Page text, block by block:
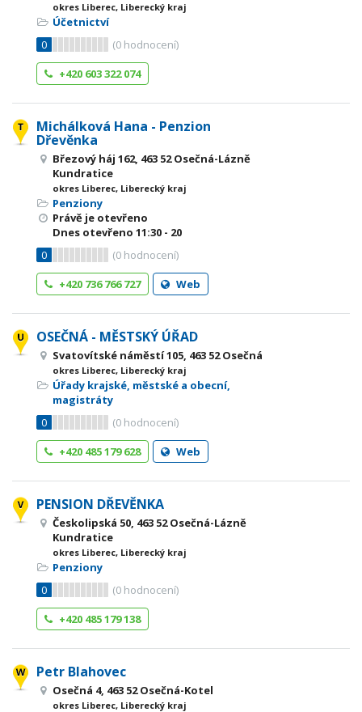
okres Liberec, Liberecký kraj
Účetnictví
0
(0 hodnocení)
+420 603 322 074
Michálková Hana - Penzion
Dřevěnka
Březový háj 162, 463 52 Osečná-Lázně
Kundratice
okres Liberec, Liberecký kraj
Penziony
Právě je otevřeno
Dnes otevřeno 11:30 - 20
0
(0 hodnocení)
+420 736 766 727
Web
OSEČNÁ - MĚSTSKÝ ÚŘAD
Svatovítské náměstí 105, 463 52 Osečná
okres Liberec, Liberecký kraj
Úřady krajské, městské a obecní,
magistráty
0
(0 hodnocení)
+420 485 179 628
Web
PENSION DŘEVĚNKA
Českolipská 50, 463 52 Osečná-Lázně
Kundratice
okres Liberec, Liberecký kraj
Penziony
0
(0 hodnocení)
+420 485 179 138
Petr Blahovec
Osečná 4, 463 52 Osečná-Kotel
okres Liberec, Liberecký kraj